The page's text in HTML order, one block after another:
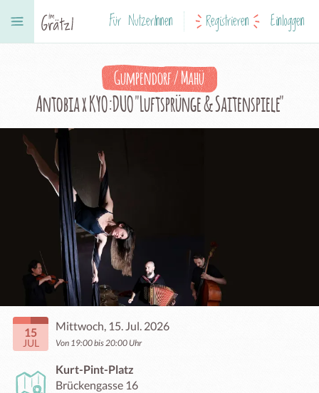
Für NutzerInnen Registrieren Einloggen
Gumpendorf / Mahü
Antobia x KYO:DUO "Luftsprünge & Saitenspiele"
15
JUL
Mittwoch, 15. Jul. 2026
Von 19:00 bis 20:00 Uhr
Kurt-Pint-Platz
Brückengasse 16